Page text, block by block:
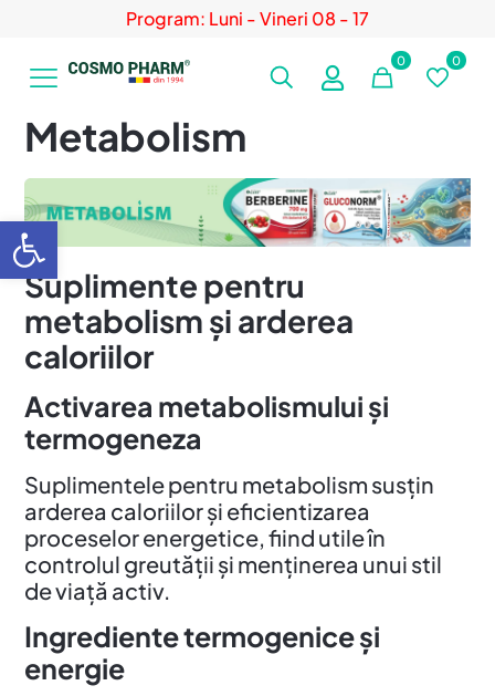
Program: Luni - Vineri 08 - 17
0 0
Metabolism
Suplimente pentru
metabolism și arderea
caloriilor
Activarea metabolismului și
termogeneza
Suplimentele pentru metabolism susțin
arderea caloriilor și eficientizarea
proceselor energetice, fiind utile în
controlul greutății și menținerea unui stil
de viață activ.
Ingrediente termogenice și
energie
Deschide bara de unelte